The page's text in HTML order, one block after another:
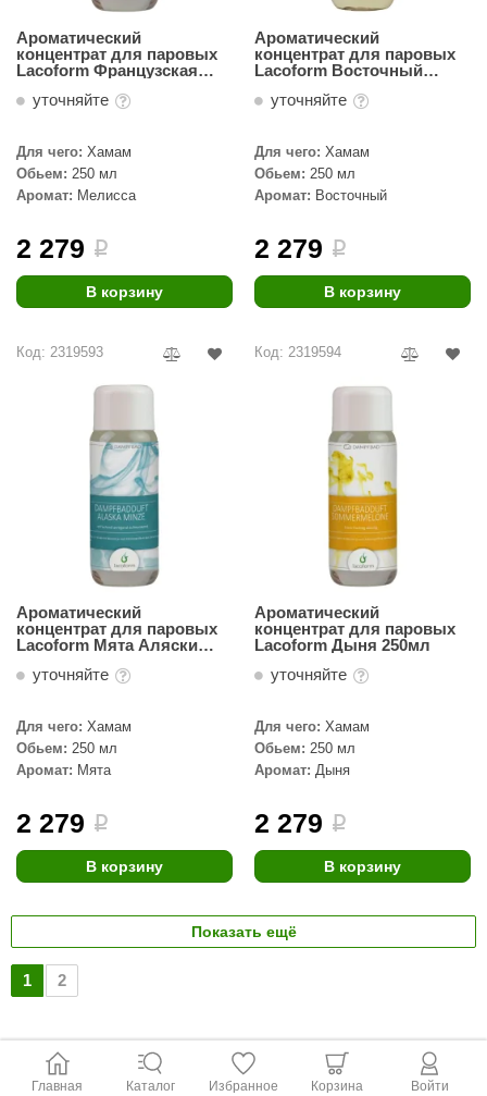
Ароматический
концентрат для паровых
Lacoform Французская
уточняйте
Для чего: Хамам
Обьем: 250 мл
Аромат: Мелисса
2 279 i
В корзину
Ароматический
концентрат для паровых
Lacoform Восточный
уточняйте
Для чего: Хамам
Обьем: 250 мл
Аромат: Восточный
2 279 i
В корзину
Код: 2319593
Ароматический
концентрат для паровых
Lacoform Мята Аляски
уточняйте
Для чего: Хамам
Обьем: 250 мл
Аромат: Мята
2 279 i
В корзину
Код: 2319594
Ароматический
концентрат для паровых
Lacoform Дыня 250мл
уточняйте
Для чего: Хамам
Обьем: 250 мл
Аромат: Дыня
2 279 i
В корзину
Показать ещё
1 2
Главная Каталог Избранное Корзина Войти